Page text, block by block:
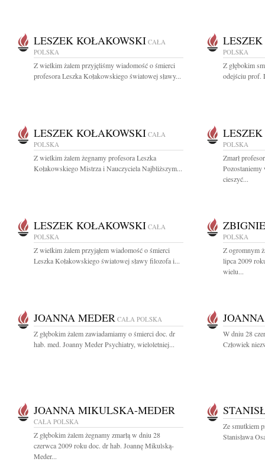
LESZEK KOŁAKOWSKI CAŁA
POLSKA
Z wielkim żalem przyjęliśmy wiadomość o śmierci
profesora Leszka Kołakowskiego światowej sławy...
POLSKA
Z głębokim
odejściu prof.
LESZEK KOŁAKOWSKI CAŁA
POLSKA
Z wielkim żalem żegnamy profesora Leszka
Kołakowskiego Mistrza i Nauczyciela Najbliższym...
POLSKA
Zmarł
Pozostaniemy
cieszyć...
LESZEK KOŁAKOWSKI CAŁA
POLSKA
Z wielkim żalem przyjąłem wiadomość o śmierci
Leszka Kołakowskiego światowej sławy filozofa i...
POLSKA
Z ogromnym
lipca 2009
wielu...
JOANNA MEDER CAŁA POLSKA
Z głębokim żalem zawiadamiamy o śmierci doc. dr
hab. med. Joanny Meder Psychiatry, wieloletniej...
W dniu 28
Człowiek
JOANNA MIKULSKA-MEDER
CAŁA POLSKA
Z głębokim żalem żegnamy zmarłą w dniu 28
czerwca 2009 roku doc. dr hab. Joannę Mikulską-
Meder...
Ze smutkiem
Stanisława